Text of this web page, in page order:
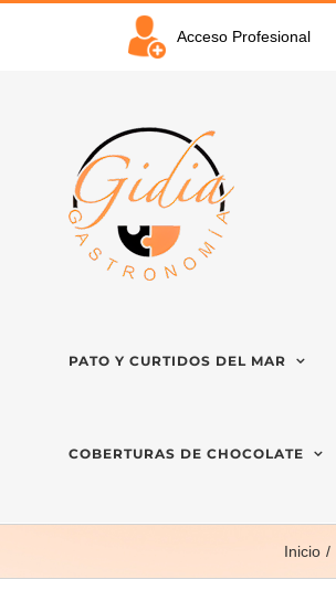
Saltar
Acceso Profesional
PATO Y CURTIDOS DEL MAR
COBERTURAS DE CHOCOLATE
Inicio